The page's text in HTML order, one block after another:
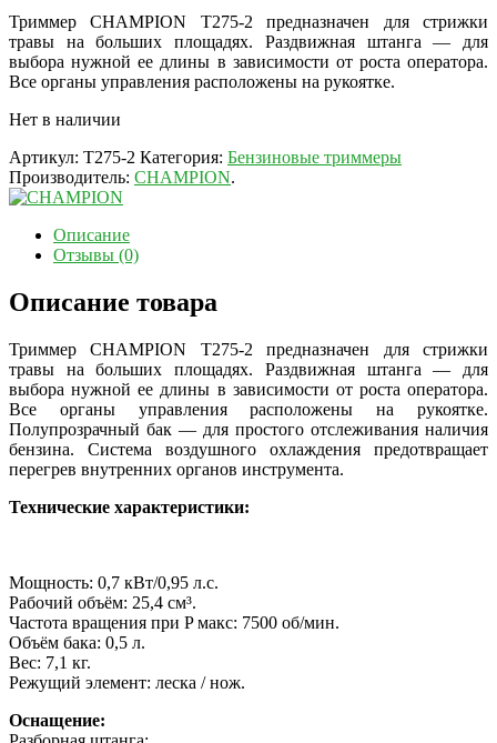
Триммер CHAMPION T275-2 предназначен для стрижки
травы на больших площадях. Раздвижная штанга — для
выбора нужной ее длины в зависимости от роста оператора.
Все органы управления расположены на рукоятке.
Нет в наличии
Артикул: T275-2 Категория: Бензиновые триммеры
Производитель: CHAMPION.
Описание
Отзывы (0)
Описание товара
Триммер CHAMPION T275-2 предназначен для стрижки
травы на больших площадях. Раздвижная штанга — для
выбора нужной ее длины в зависимости от роста оператора.
Все органы управления расположены на рукоятке.
Полупрозрачный бак — для простого отслеживания наличия
бензина. Система воздушного охлаждения предотвращает
перегрев внутренних органов инструмента.
Технические характеристики:
Мощность: 0,7 кВт/0,95 л.с.
Рабочий объём: 25,4 см³.
Частота вращения при P макс: 7500 об/мин.
Объём бака: 0,5 л.
Вес: 7,1 кг.
Режущий элемент: леска / нож.
Оснащение: